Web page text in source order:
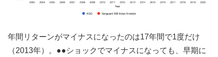
年間リターンがマイナスになったのは17年間で1度だけ
（2013年）。●●ショックでマイナスになっても、早期に